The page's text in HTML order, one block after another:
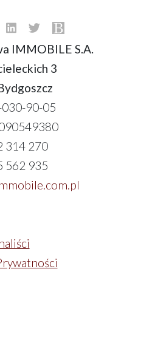
IMMOBILE S.A.
3
90-05
314 270
562 935